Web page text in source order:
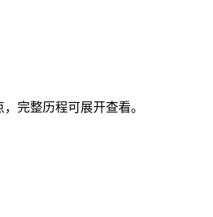
完整历程可展开查看。